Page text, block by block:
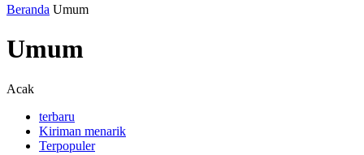
Beranda Umum
Umum
Acak
terbaru
Kiriman menarik
Terpopuler